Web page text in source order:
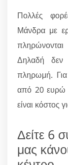
Πολλές
Μάνδρα με
Δηλαδή δεν
πληρωμή.
από 20 ευρώ
είναι κόστος
Δείτε 6
μας